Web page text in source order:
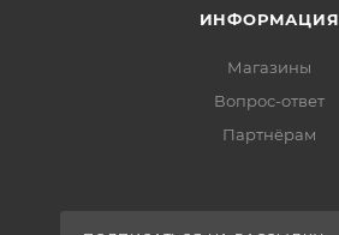
ИНФОРМАЦИЯ
Магазины
Вопрос-ответ
Партнёрам